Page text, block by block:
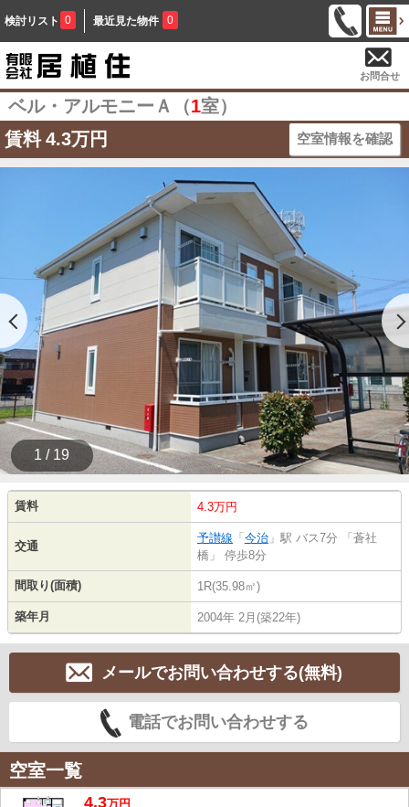
検討リスト 0 最近見た物件 0
お問合せ
ベル・アルモニーＡ（1室）
賃料 4.3万円 空室情報を確認
1 / 19
賃料 4.3万円
交通
予讃線 「 今治 」駅 バス7分 「蒼社
橋」 停歩8分
間取り(面積) 1R(35.98㎡)
築年月 2004年 2月(築22年)
メールでお問い合わせする(無料)
電話でお問い合わせする
空室一覧
4.3万円